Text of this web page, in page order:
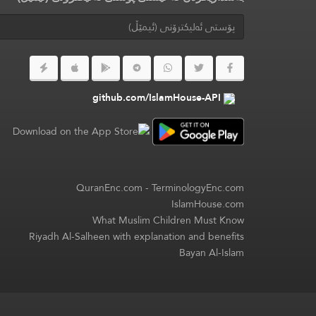
github.com/IslamHouse-API
QuranEnc.com-TerminologyEnc.com
IslamHouse.com
What Muslim Children Must Know
Riyadh Al-Salheen with explanation and benefits
Bayan Al-Islam